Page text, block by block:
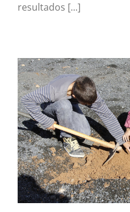
resultados [...]